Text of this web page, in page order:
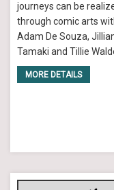
journeys can be
through comic arts
Adam De Souza,
Tamaki and Tillie
MORE DETAILS